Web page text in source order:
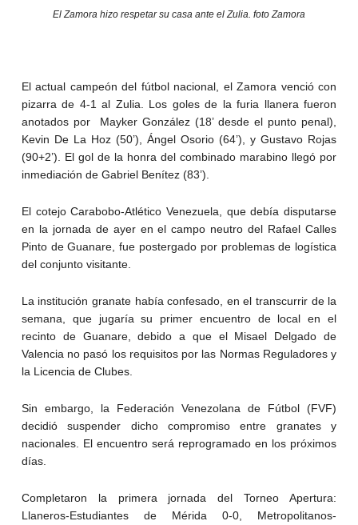
El Zamora hizo respetar su casa ante el Zulia. foto Zamora
El actual campeón del fútbol nacional, el Zamora venció con
pizarra de 4-1 al Zulia. Los goles de la furia llanera fueron
anotados por Mayker González (18’ desde el punto penal),
Kevin De La Hoz (50’), Ángel Osorio (64’), y Gustavo Rojas
(90+2’). El gol de la honra del combinado marabino llegó por
inmediación de Gabriel Benítez (83’).
El cotejo Carabobo-Atlético Venezuela, que debía disputarse
en la jornada de ayer en el campo neutro del Rafael Calles
Pinto de Guanare, fue postergado por problemas de logística
del conjunto visitante.
La institución granate había confesado, en el transcurrir de la
semana, que jugaría su primer encuentro de local en el
recinto de Guanare, debido a que el Misael Delgado de
Valencia no pasó los requisitos por las Normas Reguladores y
la Licencia de Clubes.
Sin embargo, la Federación Venezolana de Fútbol (FVF)
decidió suspender dicho compromiso entre granates y
nacionales. El encuentro será reprogramado en los próximos
días.
Completaron la primera jornada del Torneo Apertura:
Llaneros-Estudiantes de Mérida 0-0, Metropolitanos-